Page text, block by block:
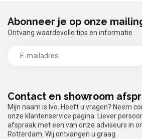
Contact en showroom
Mijn naam is Ivo. Heeft u vragen? Neem
onze klantenservice pagina. Liever
afspraak met een van onze adviseurs in
Rotterdam. Wij ontvangen u graag.
Abonneer je op onze
Ontvang waardevolle tips en informatie